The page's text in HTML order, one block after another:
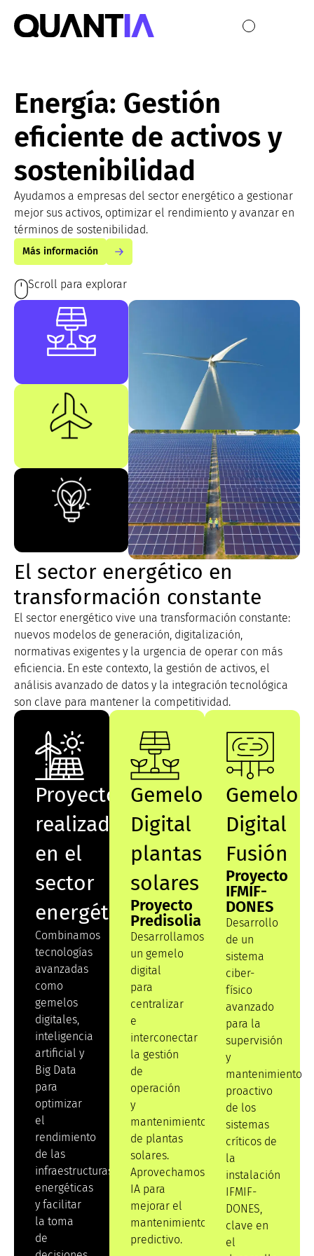
Energía: Gestión
eficiente de activos y
sostenibilidad
Ayudamos a empresas del sector energético a gestionar
mejor sus activos, optimizar el rendimiento y avanzar en
términos de sostenibilidad.
Más información
Scroll para explorar
El sector energético en
transformación constante
El sector energético vive una transformación constante:
nuevos modelos de generación, digitalización,
normativas exigentes y la urgencia de operar con más
eficiencia. En este contexto, la gestión de activos, el
análisis avanzado de datos y la integración tecnológica
son clave para mantener la competitividad.
Proyectos
realizados
en el
sector
energético
Combinamos
tecnologías
avanzadas
como
gemelos
digitales,
inteligencia
artificial y
Big Data
para
optimizar
el
rendimiento
de las
infraestructuras
energéticas
y facilitar
la toma
de
Gemelo
Digital
plantas
solares
Proyecto
Predisolia
Desarrollamos
un gemelo
digital
para
centralizar
e
interconectar
la gestión
de
operación
y
mantenimiento
de plantas
solares.
Aprovechamos
IA para
mejorar el
mantenimiento
predictivo.
Gemelo
Digital
Fusión
Proyecto
IFMIF-
DONES
Desarrollo
de un
sistema
ciber-
físico
avanzado
para la
supervisión
y
mantenimiento
proactivo
de los
sistemas
críticos de
la
instalación
IFMIF-
DONES,
clave en
el